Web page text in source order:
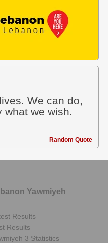
We can do,
what we wish.
Random Quote
Yawmiyeh
Results
Results
3 Statistics